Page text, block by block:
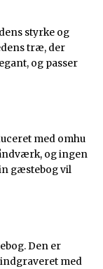
styrke og
træ, der
og passer
med omhu
og ingen
gæstebog vil
Den er
med